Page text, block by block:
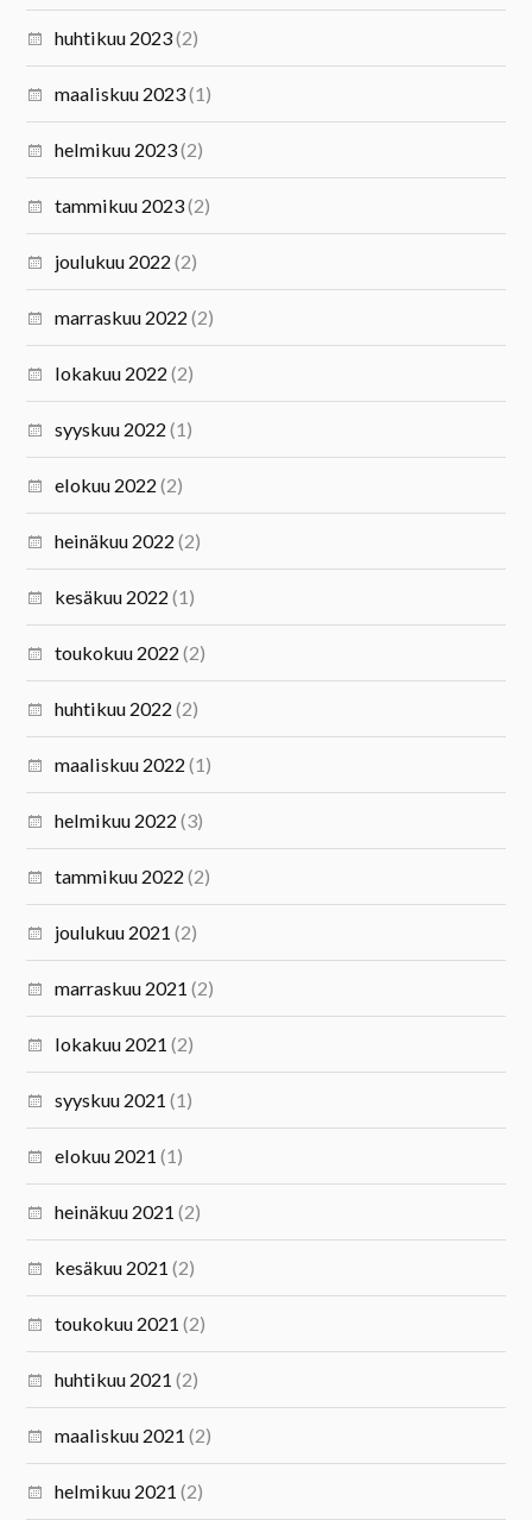
huhtikuu 2023(2)
maaliskuu 2023(1)
helmikuu 2023(2)
tammikuu 2023(2)
joulukuu 2022 (2)
marraskuu 2022 (2)
lokakuu 2022 (2)
syyskuu 2022 (1)
elokuu 2022 (2)
heinäkuu 2022 (2)
kesäkuu 2022 (1)
toukokuu 2022 (2)
huhtikuu 2022 (2)
maaliskuu 2022 (1)
helmikuu 2022 (3)
tammikuu 2022 (2)
joulukuu 2021 (2)
marraskuu 2021 (2)
lokakuu 2021 (2)
syyskuu 2021 (1)
elokuu 2021 (1)
heinäkuu 2021 (2)
kesäkuu 2021 (2)
toukokuu 2021 (2)
huhtikuu 2021 (2)
maaliskuu 2021 (2)
helmikuu 2021 (2)